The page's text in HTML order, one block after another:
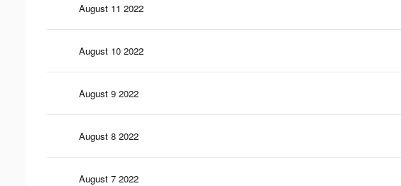
August 11 2022
August 10 2022
August 9 2022
August 8 2022
August 7 2022